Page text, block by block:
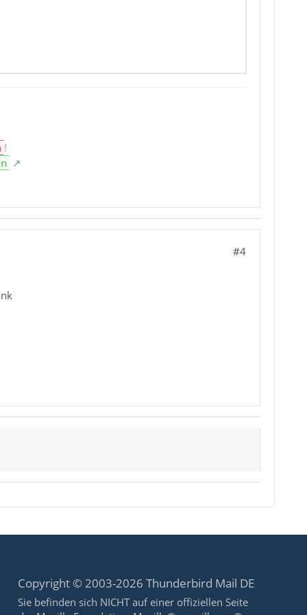
!
#4
Copyright © 2003-2026 Thunderbird Mail DE
Sie befinden sich NICHT auf einer offiziellen Seite